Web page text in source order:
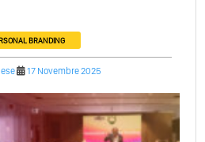
BRANDING
17 Novembre 2025